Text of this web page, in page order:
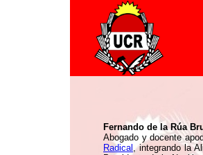
Fernando de la Rúa
Abogado y docente
Radical , integrando la